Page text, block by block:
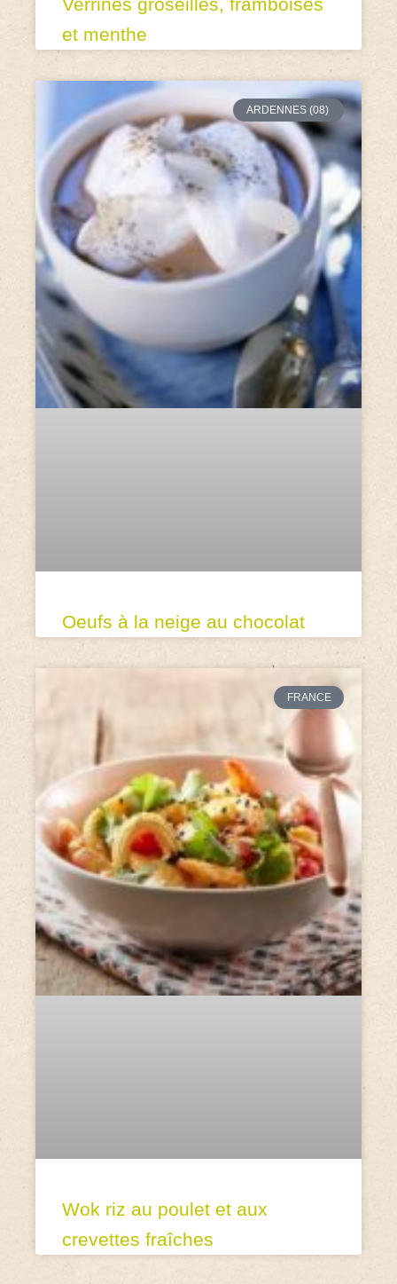
et menthe
ARDENNES (08)
Oeufs à la neige au chocolat
FRANCE
Wok riz au poulet et aux
crevettes fraîches